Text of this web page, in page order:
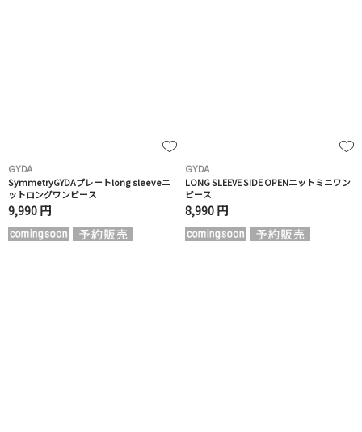
GYDA
SymmetryGYDAプレートlong sleeveニ
ットロングワンピース
9,990 円
GYDA
LONG SLEEVE SIDE OPENニットミニワン
ピース
8,990 円